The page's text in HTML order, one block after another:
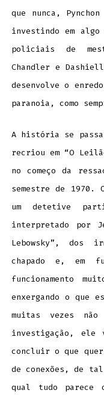
que nunca,
investindo em algo
policiais de
Chandler e Dashiell
desenvolve o
paranoia, como
A história se passa
recriou em “O
no começo da
semestre de
um detetive
interpretado por
Lebowsky”, dos
chapado e, em
funcionamento
enxergando o que
muitas vezes
investigação, ele
concluir o que
de conexões, de
qual tudo